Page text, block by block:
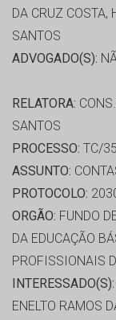
DA CRUZ COSTA,
SANTOS
ADVOGADO(S):
RELATORA:
SANTOS
PROCESSO: TC/
ASSUNTO:
PROTOCOLO:
ORGÃO: FUNDO
DA EDUCAÇÃO
PROFISSIONAIS
INTERESSADO(S):
ENELTO RAMOS